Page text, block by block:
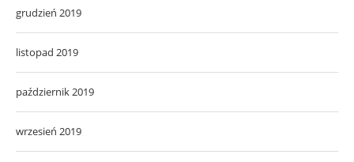
grudzień 2019
listopad 2019
październik 2019
wrzesień 2019